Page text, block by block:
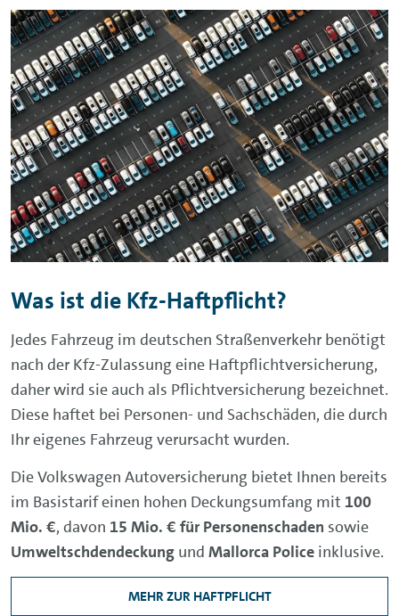
Was ist die Kfz-Haftpflicht?
Jedes Fahrzeug im deutschen Straßenverkehr benötigt
nach der Kfz-Zulassung eine Haftpflichtversicherung,
daher wird sie auch als Pflichtversicherung bezeichnet.
Diese haftet bei Personen- und Sachschäden, die durch
Ihr eigenes Fahrzeug verursacht wurden.
Die Volkswagen Autoversicherung bietet Ihnen bereits
im Basistarif einen hohen Deckungsumfang mit 100
Mio. €, davon 15 Mio. € für Personenschaden sowie
Umweltschdendeckung und Mallorca Police inklusive.
MEHR ZUR HAFTPFLICHT